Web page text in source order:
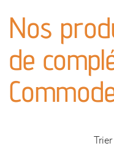
séjours
meubles de
chambres et
Nos
de